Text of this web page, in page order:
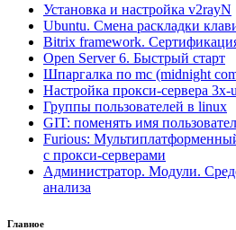
Установка и настройка v2rayN
Ubuntu. Смена раскладки
Bitrix framework.
Open Server 6. Быстрый старт
Шпаргалка по mc (midnight
Настройка прокси-сервера 3x-
Группы пользователей в linux
GIT: поменять имя
Furious:
с прокси-серверами
Администратор. Модули.
анализа
Главное